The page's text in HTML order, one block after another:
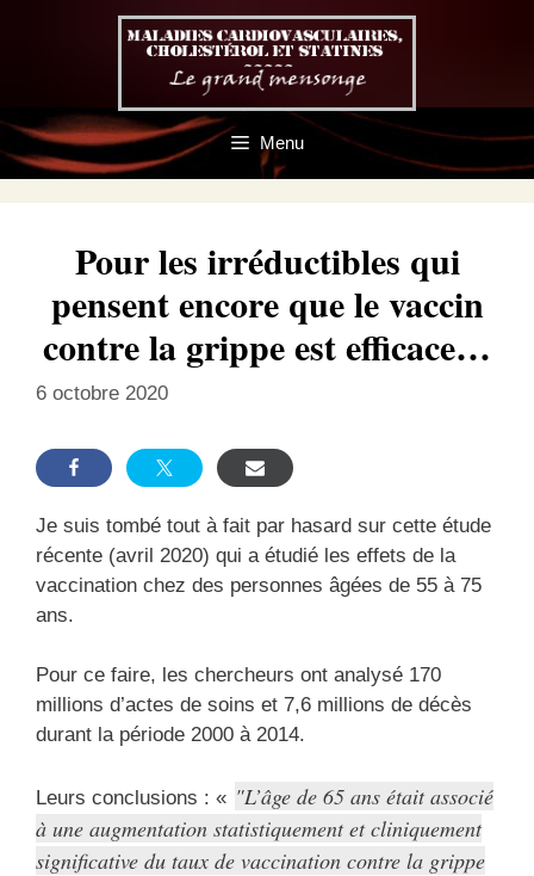
Menu
Pour les irréductibles qui
pensent encore que le vaccin
contre la grippe est efficace…
6 octobre 2020
Je suis tombé tout à fait par hasard sur cette étude
récente (avril 2020) qui a étudié les effets de la
vaccination chez des personnes âgées de 55 à 75
ans.
Pour ce faire, les chercheurs ont analysé 170
millions d’actes de soins et 7,6 millions de décès
durant la période 2000 à 2014.
Leurs conclusions : «
L’âge de 65 ans était associé
à une augmentation statistiquement et cliniquement
significative du taux de vaccination contre la grippe